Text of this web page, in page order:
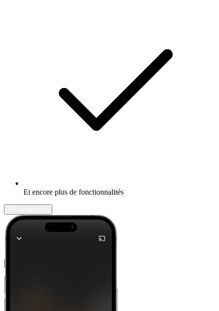
Et encore plus de fonctionnalités